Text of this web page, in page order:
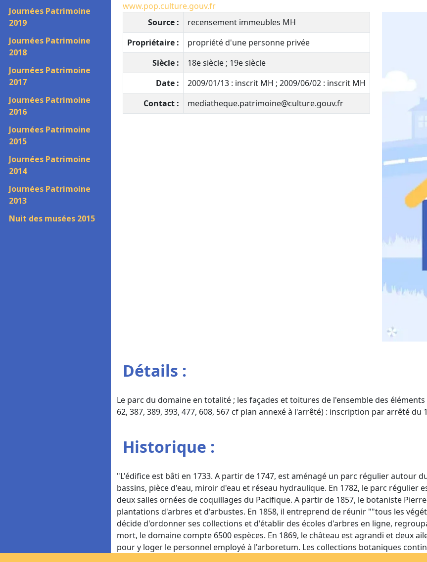
Journées Patrimoine
2019
Journées Patrimoine
2018
Journées Patrimoine
2017
Journées Patrimoine
2016
Journées Patrimoine
2015
Journées Patrimoine
2014
Journées Patrimoine
2013
Nuit des musées 2015
www.pop.culture.gouv.fr
Source :
recensement immeubles MH
Propriétaire :
propriété d'une personne privée
Siècle :
18e siècle ; 19e siècle
Date :
2009/01/13 : inscrit MH ; 2009/06/02 : inscrit MH
Contact :
mediatheque.patrimoine@culture.gouv.fr
Détails :
Le parc du domaine en totalité ; les façades et toitures de l'ensemble des
62, 387, 389, 393, 477, 608, 567 cf plan annexé à l'arrêté) : inscription par arrêté
Historique :
"L'édifice est bâti en 1733. A partir de 1747, est aménagé un parc régulier autour
bassins, pièce d'eau, miroir d'eau et réseau hydraulique. En 1782, le parc
deux salles ornées de coquillages du Pacifique. A partir de 1857, le botaniste
plantations d'arbres et d'arbustes. En 1858, il entreprend de réunir ""tous les
décide d'ordonner ses collections et d'établir des écoles d'arbres en ligne,
mort, le domaine compte 6500 espèces. En 1869, le château est agrandi et deux
pour y loger le personnel employé à l'arboretum. Les collections botaniques